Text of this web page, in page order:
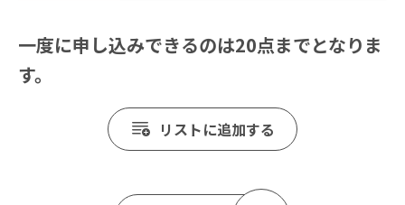
一度に申し込みできるのは20点までとなりま
す。
リストに追加する